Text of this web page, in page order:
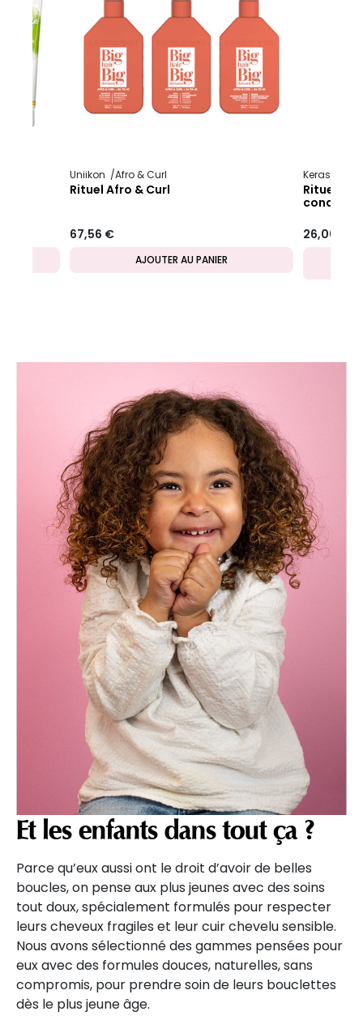
Uniikon Afro & Curl
Rituel Afro & Curl
67,56 €
AJOUTER AU PANIER
Rituel
26,00 €
Et les enfants dans tout ça ?
Parce qu’eux aussi ont le droit d’avoir de belles
boucles, on pense aux plus jeunes avec des soins
tout doux, spécialement formulés pour respecter
leurs cheveux fragiles et leur cuir chevelu sensible.
Nous avons sélectionné des gammes pensées pour
eux avec des formules douces, naturelles, sans
compromis, pour prendre soin de leurs bouclettes
dès le plus jeune âge.